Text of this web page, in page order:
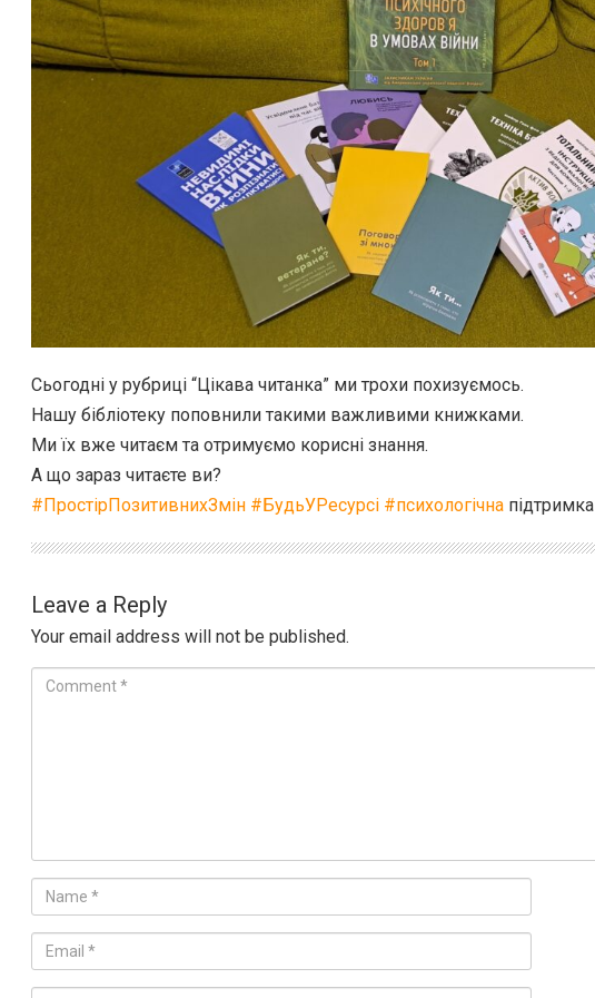
Сьогодні у рубриці “Цікава читанка” ми трохи похизуємось.
Нашу бібліотеку поповнили такими важливими книжками.
Ми їх вже читаєм та отримуємо корисні знання.
А що зараз читаєте ви?
#ПростірПозитивнихЗмін #БудьУРесурсі #психологічна підтримка
Leave a Reply
Your email address will not be published.